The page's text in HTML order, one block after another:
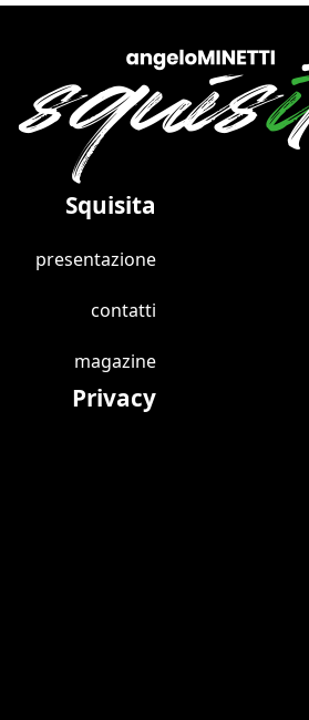
Squisita
presentazione
contatti
magazine
Privacy